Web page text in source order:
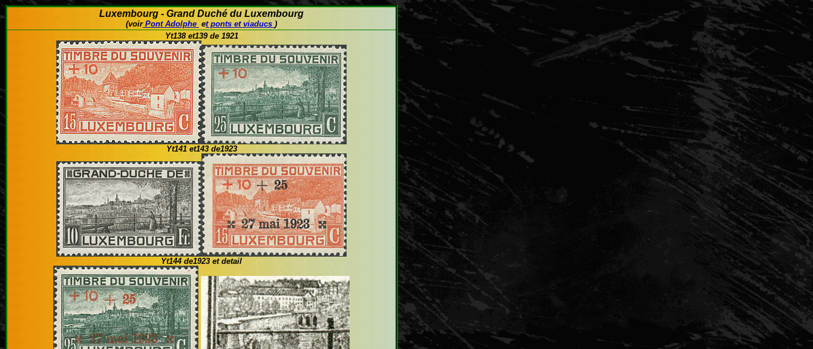
Luxembourg - Grand Duché du Luxembourg
(voirPont Adolphe et ponts et viaducs )
Yt138 et139 de 1921
Yt141 et143 de1923
Yt144 de1923 et detail